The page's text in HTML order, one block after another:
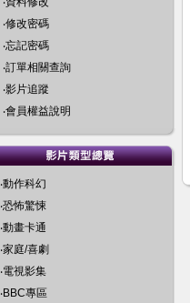
‧修改密碼
‧忘記密碼
‧訂單相關查詢
‧影片追蹤
‧會員權益說明
‧動作科幻
‧恐怖驚悚
‧動畫卡通
‧家庭/喜劇
‧電視影集
‧BBC專區